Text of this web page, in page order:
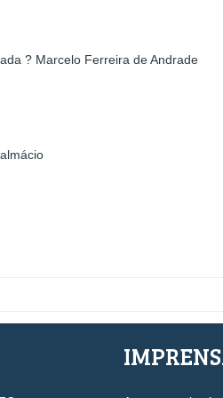
? Marcelo Ferreira de Andrade